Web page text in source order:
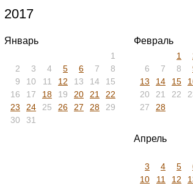
2017
Январь
1
2
3 4 5 6 7
8
9
10 11 12 13 14
15
16
17 18 19 20 21
22
23
24 25 26 27 28
29
30
31
Февраль
1
6
7 8
13
14 15
20
21 22
27
28
Апрель
3
4 5
10
11 12